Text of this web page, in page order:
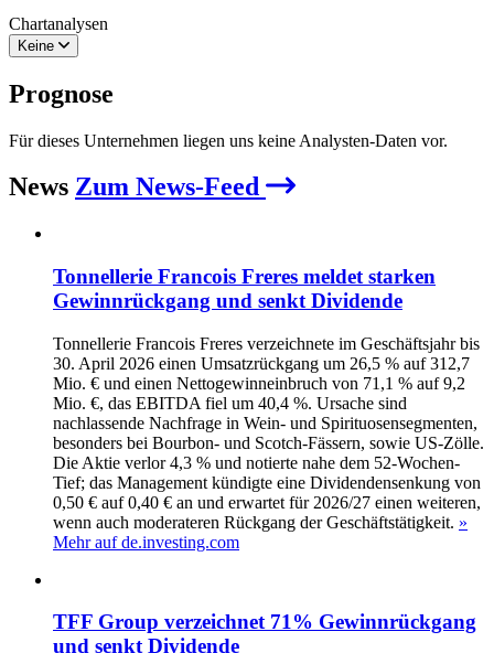
Chartanalysen
Keine
Prognose
Für dieses Unternehmen liegen uns keine Analysten-Daten vor.
News Zum News-Feed
Tonnellerie Francois Freres meldet starken
Gewinnrückgang und senkt Dividende
Tonnellerie Francois Freres verzeichnete im Geschäftsjahr bis
30. April 2026 einen Umsatzrückgang um 26,5 % auf 312,7
Mio. € und einen Nettogewinneinbruch von 71,1 % auf 9,2
Mio. €, das EBITDA fiel um 40,4 %. Ursache sind
nachlassende Nachfrage in Wein- und Spirituosensegmenten,
besonders bei Bourbon- und Scotch-Fässern, sowie US-Zölle.
Die Aktie verlor 4,3 % und notierte nahe dem 52-Wochen-
Tief; das Management kündigte eine Dividendensenkung von
0,50 € auf 0,40 € an und erwartet für 2026/27 einen weiteren,
wenn auch moderateren Rückgang der Geschäftstätigkeit. »
Mehr auf de.investing.com
TFF Group verzeichnet 71% Gewinnrückgang
und senkt Dividende